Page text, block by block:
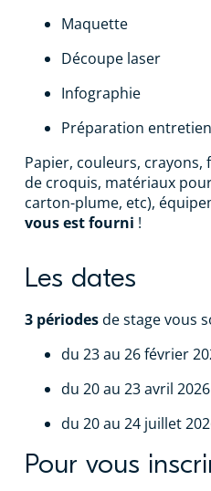
Maquette
Découpe laser
Infographie
Préparation
Papier, couleurs, crayons,
de croquis, matériaux
carton-plume, etc),
vous est fourni !
Les dates
3 périodesde stage vous
du 23 au 26 février
du 20 au 23 avril
du 20 au 24 juillet
Pour vous